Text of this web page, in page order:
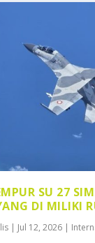
SU 27
DI MILIKI
| Jul 12, 2026 |